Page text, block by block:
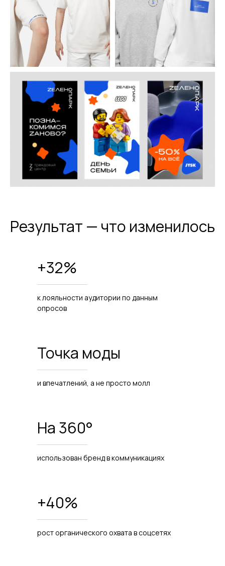
Результат — что изменилось
+32%
к лояльности аудитории по данным
опросов
Точка моды
и впечатлений, а не просто молл
На 360°
использован бренд в коммуникациях
+40%
рост органического охвата в соцсетях